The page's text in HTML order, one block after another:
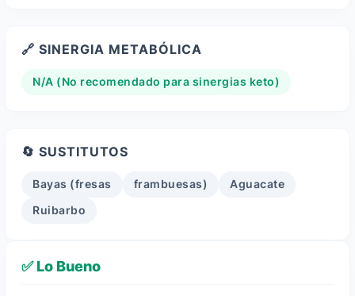
🔗 SINERGIA METABÓLICA
N/A (No recomendado para sinergias keto)
🔄 SUSTITUTOS
Bayas (fresas frambuesas) Aguacate
Ruibarbo
✅ Lo Bueno